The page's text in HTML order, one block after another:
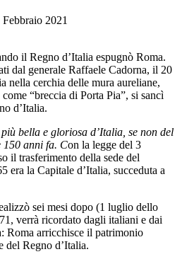
Febbraio 2021
il Regno d’Italia espugnò Roma.
dal generale Raffaele Cadorna, il 20
nella cerchia delle mura aureliane,
“breccia di Porta Pia”, si sancì
d’Italia.
bella e gloriosa d’Italia, se non del
150 anni fa. Con la legge del 3
il trasferimento della sede del
era la Capitale d’Italia, succeduta a
sei mesi dopo (1 luglio dello
verrà ricordato dagli italiani e dai
Roma arricchisce il patrimonio
del Regno d’Italia.